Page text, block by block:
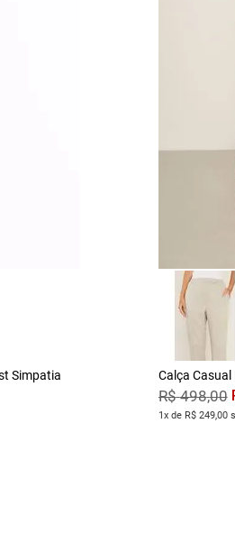
Simpatia
Calça Casual
R$ 498,00
1x de R$ 249,00